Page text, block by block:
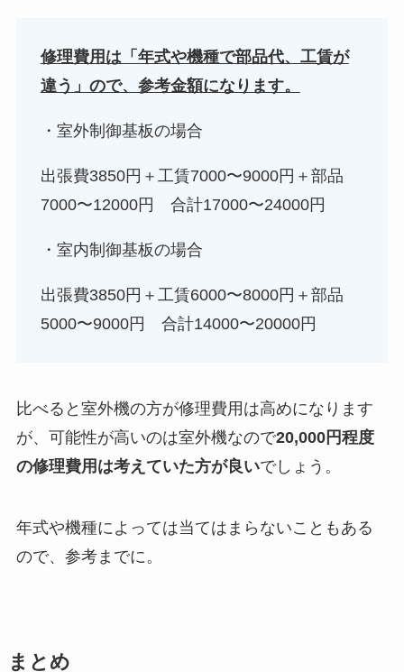
修理費用は「年式や機種で部品代、工賃が
違う」ので、参考金額になります。
・室外制御基板の場合
出張費3850円＋工賃7000〜9000円＋部品
7000〜12000円 合計17000〜24000円
・室内制御基板の場合
出張費3850円＋工賃6000〜8000円＋部品
5000〜9000円 合計14000〜20000円
比べると室外機の方が修理費用は高めになります
が、可能性が高いのは室外機なので20,000円程度
の修理費用は考えていた方が良いでしょう。
年式や機種によっては当てはまらないこともある
ので、参考までに。
まとめ